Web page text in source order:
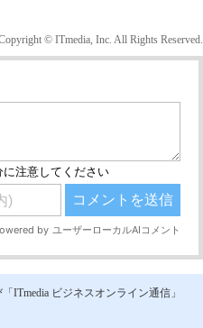
© ITmedia, Inc. All Rights Reserved.
ITmedia ビジネスオンライン通信」